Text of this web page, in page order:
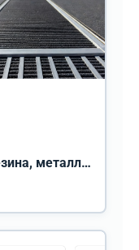
металл,